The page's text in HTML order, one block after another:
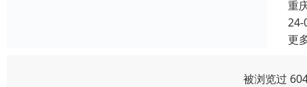
重
24-
更
被浏览过